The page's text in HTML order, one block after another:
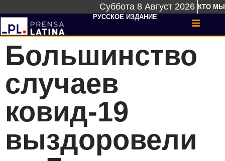
Суббота 8 Август 2026 КТО МЫ
РУССКОЕ ИЗДАНИЕ
Большинство
случаев
ковид-19
выздоровели